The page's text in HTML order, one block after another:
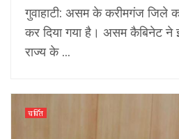
गुवाहाटी: असम के करीमगंज जिले
कर दिया गया है। असम कैबिनेट ने
राज्य के ...
चर्चित